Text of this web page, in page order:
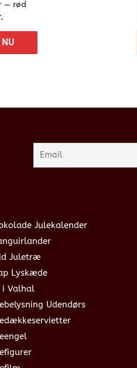
– rød
NU
Julekalender
Juletræ
Lyskæde
i Valhal
Udendørs